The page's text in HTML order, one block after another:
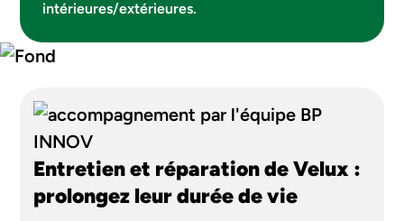
intérieures/extérieures.
Entretien et réparation de Velux :
prolongez leur durée de vie